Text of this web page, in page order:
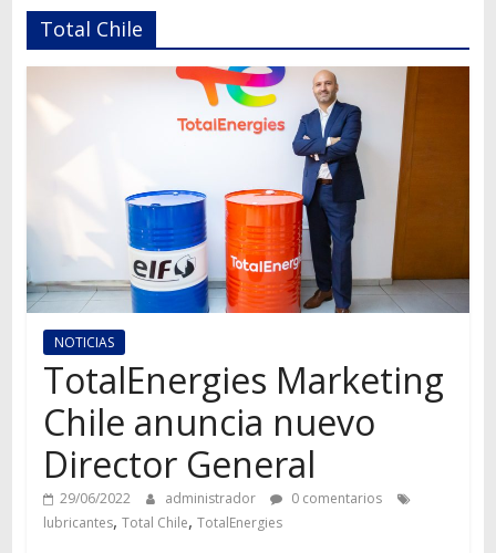
Autos,
camiones,
motos,
información
Total Chile
NOTICIAS
TotalEnergies Marketing
Chile anuncia nuevo
Director General
29/06/2022 administrador
0 comentarios
lubricantes, Total Chile, TotalEnergies